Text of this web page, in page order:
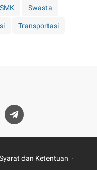
Swasta
Transportasi
dan Ketentuan